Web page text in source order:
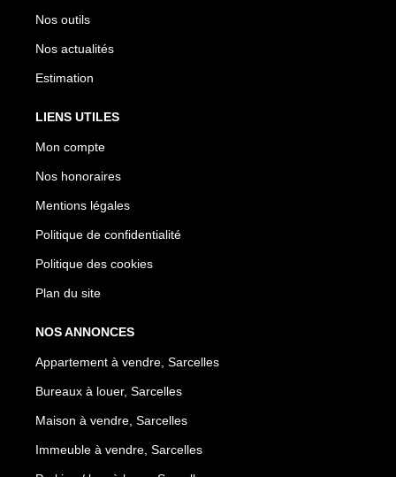
Nos outils
Nos actualités
Estimation
LIENS UTILES
Mon compte
Nos honoraires
Mentions légales
Politique de confidentialité
Politique des cookies
Plan du site
NOS ANNONCES
Appartement à vendre, Sarcelles
Bureaux à louer, Sarcelles
Maison à vendre, Sarcelles
Immeuble à vendre, Sarcelles